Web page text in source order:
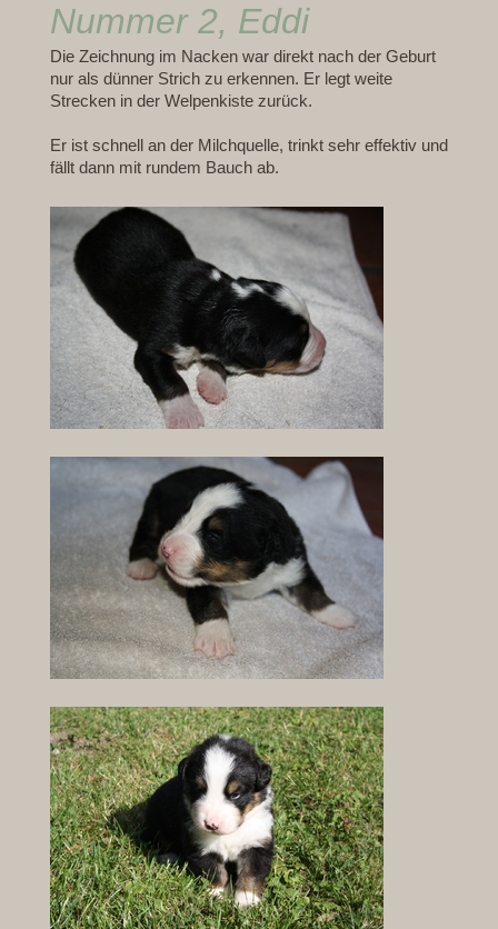
Nummer 2, Eddi
Die Zeichnung im Nacken war direkt nach der Geburt
nur als dünner Strich zu erkennen. Er legt weite
Strecken in der Welpenkiste zurück.
Er ist schnell an der Milchquelle, trinkt sehr effektiv und
fällt dann mit rundem Bauch ab.